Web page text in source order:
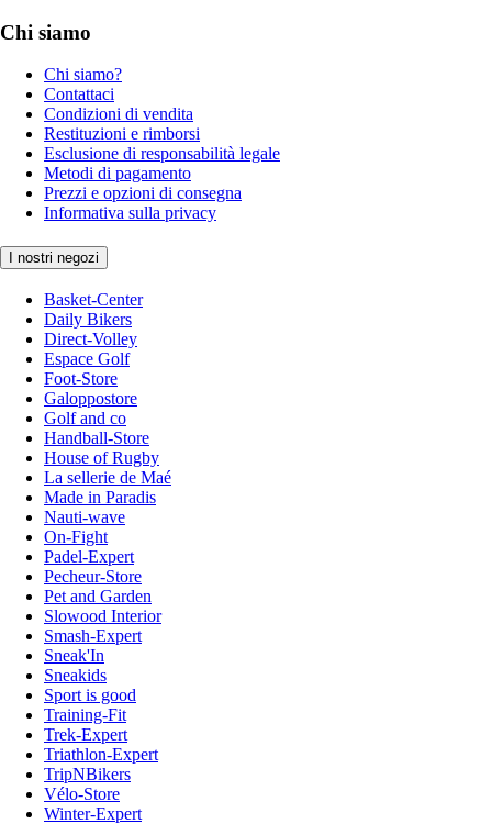
Chi siamo
Chi siamo?
Contattaci
Condizioni di vendita
Restituzioni e rimborsi
Esclusione di responsabilità legale
Metodi di pagamento
Prezzi e opzioni di consegna
Informativa sulla privacy
I nostri negozi
Basket-Center
Daily Bikers
Direct-Volley
Espace Golf
Foot-Store
Galoppostore
Golf and co
Handball-Store
House of Rugby
La sellerie de Maé
Made in Paradis
Nauti-wave
On-Fight
Padel-Expert
Pecheur-Store
Pet and Garden
Slowood Interior
Smash-Expert
Sneak'In
Sneakids
Sport is good
Training-Fit
Trek-Expert
Triathlon-Expert
TripNBikers
Vélo-Store
Winter-Expert